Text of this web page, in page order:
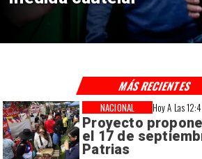
Hoy A Las
Proyecto
el 17 de
Patrias
NACIONAL
MÁS RECIENTES